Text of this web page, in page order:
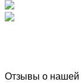
Отзывы о нашей